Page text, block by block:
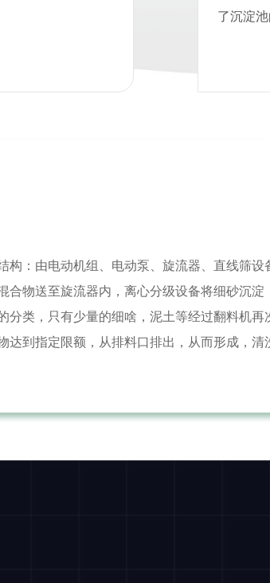
了沉淀池
构：由电动机组、电动泵、旋流器、直线筛设
合物送至旋流器内，离心分级设备将细砂沉淀
分类，只有少量的细啥，泥土等经过翻料机再
达到指定限额，从排料口排出，从而形成，清